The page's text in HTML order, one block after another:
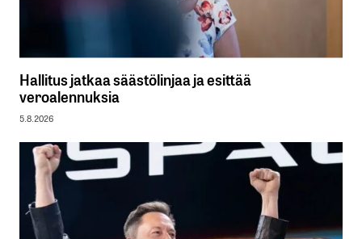
Hallitus jatkaa säästölinjaa ja esittää
veroalennuksia
5.8.2026